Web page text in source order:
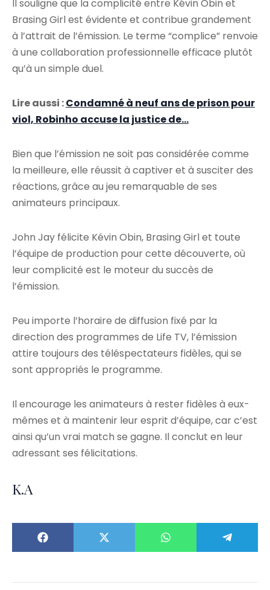
Il souligne que la complicité entre Kévin Obin et
Brasing Girl est évidente et contribue grandement
à l’attrait de l’émission. Le terme “complice” renvoie
à une collaboration professionnelle efficace plutôt
qu’à un simple duel.
Lire aussi :Condamné à neuf ans de prison pour
viol, Robinho accuse la justice de…
Bien que l’émission ne soit pas considérée comme
la meilleure, elle réussit à captiver et à susciter des
réactions, grâce au jeu remarquable de ses
animateurs principaux.
John Jay félicite Kévin Obin, Brasing Girl et toute
l’équipe de production pour cette découverte, où
leur complicité est le moteur du succès de
l’émission.
Peu importe l’horaire de diffusion fixé par la
direction des programmes de Life TV, l’émission
attire toujours des téléspectateurs fidèles, qui se
sont appropriés le programme.
Il encourage les animateurs à rester fidèles à eux-
mêmes et à maintenir leur esprit d’équipe, car c’est
ainsi qu’un vrai match se gagne. Il conclut en leur
adressant ses félicitations.
K.A